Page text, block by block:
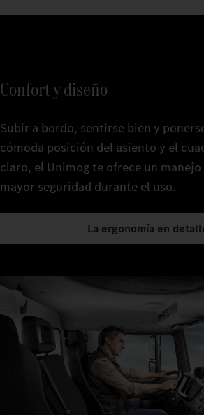
Confort y diseño
Subir a bordo, sentirse bien y
cómoda posición del asiento y el
claro, el Unimog te ofrece un
mayor seguridad durante el uso.
La ergonomía en